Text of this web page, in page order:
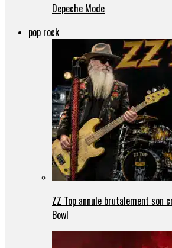
Depeche Mode
pop rock
ZZ Top annule brutalement son
Bowl